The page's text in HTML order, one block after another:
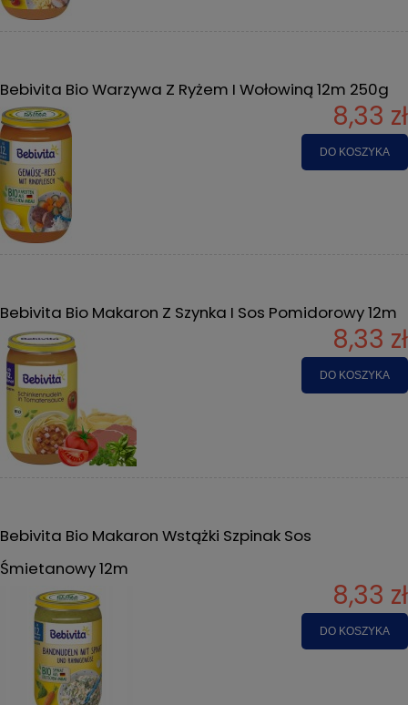
Bebivita Bio Warzywa Z Ryżem I Wołowiną 12m 250g
8,33 zł
DO KOSZYKA
Bebivita Bio Makaron Z Szynka I Sos Pomidorowy 12m
8,33 zł
DO KOSZYKA
Bebivita Bio Makaron Wstążki Szpinak Sos
Śmietanowy 12m
8,33 zł
DO KOSZYKA